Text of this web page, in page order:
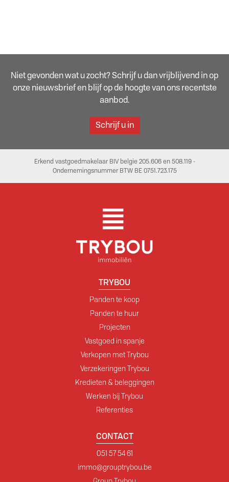
Niet gevonden wat u zocht? Schrijf u dan vrijblijvend in op
onze nieuwsbrief en blijf op de hoogte van ons recentste
aanbod.
Schrijf u in
Erkend vastgoedmakelaar BIV belgie 205.606 en 508.119 -
Ondernemingsnummer BTW BE 0751.723.175
TRYBOU
Panden te koop
Panden te huur
Projecten
Vastgoed in spanje
Verkopen met Trybou
Verzekeringen Trybou
Kredieten & beleggingen
Werken bij Trybou
Referenties
CONTACT
051 57 54 61
immo@grouptrybou.be